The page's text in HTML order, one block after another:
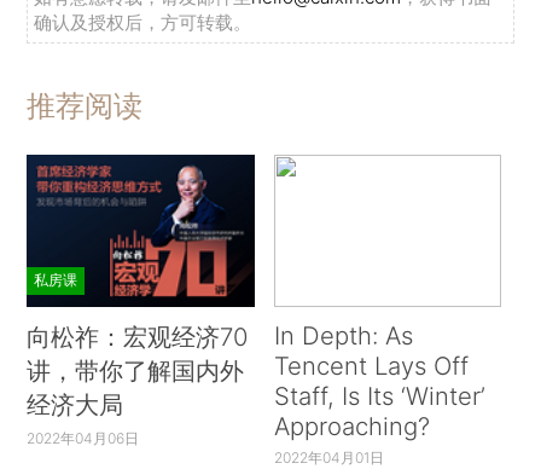
确认及授权后，方可转载。
推荐阅读
私房课
向松祚：宏观经济70
讲，带你了解国内外
经济大局
2022年04月06日
In Depth: As
Tencent Lays Off
Staff, Is Its ‘Winter’
Approaching?
2022年04月01日